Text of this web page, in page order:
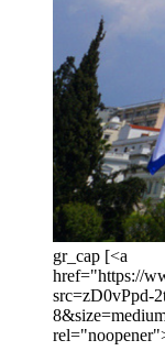
gr_cap [<a
href="https://
src=zD0vPpd-